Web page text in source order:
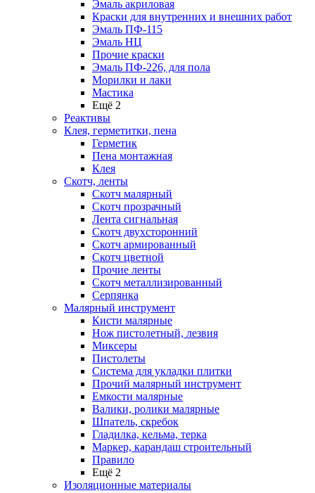
Эмаль акриловая
Краски для внутренних и внешних работ
Эмаль ПФ-115
Эмаль НЦ
Прочие краски
Эмаль ПФ-226, для пола
Морилки и лаки
Мастика
Ещё 2
Реактивы
Клея, герметитки, пена
Герметик
Пена монтажная
Клея
Скотч, ленты
Скотч малярный
Скотч прозрачный
Лента сигнальная
Скотч двухсторонний
Скотч армированный
Скотч цветной
Прочие ленты
Скотч металлизированный
Серпянка
Малярный инструмент
Кисти малярные
Нож пистолетный, лезвия
Миксеры
Пистолеты
Система для укладки плитки
Прочий малярный инструмент
Емкости малярные
Валики, ролики малярные
Шпатель, скребок
Гладилка, кельма, терка
Маркер, карандаш строительный
Правило
Ещё 2
Изоляционные материалы